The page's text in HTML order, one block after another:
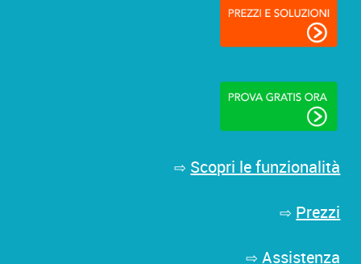
⇨ Scopri le funzionalità
⇨ Prezzi
⇨ Assistenza